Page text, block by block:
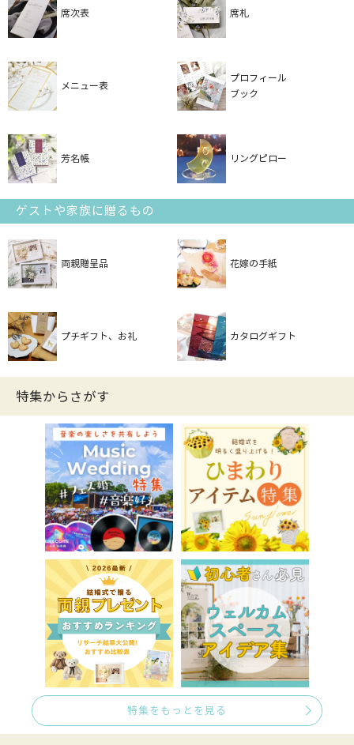
席次表 席札
メニュー表
プロフィール
ブック
芳名帳 リングピロー
ゲストや家族に贈るもの
両親贈呈品 花嫁の手紙
プチギフト、お礼 カタログギフト
特集からさがす
特集をもっとを見る